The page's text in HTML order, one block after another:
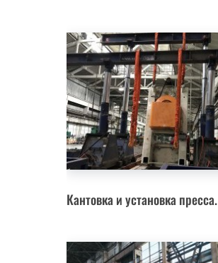
Кантовка и установка пресса.